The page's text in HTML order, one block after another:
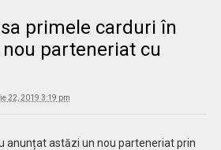
primele carduri în
parteneriat cu
22, 2019 3:19 pm
anunțat astăzi un nou parteneriat prin